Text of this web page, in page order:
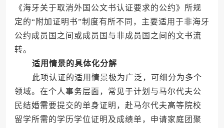
《海牙关于取消外国公文书认证要求的公约》所规
定的“附加证明书”制度有所不同，主要适用于非海牙
公约成员国之间或成员国与非成员国之间的文书流
转。
适用情景的具体化分解
此项认证的适用情景极为广泛，可细分为多个
领域。在个人事务层面，常见于计划与马尔代夫公
民结婚需要提交的单身证明，赴马尔代夫高等院校
留学所需的学历学位证明及成绩单，申请家庭团聚